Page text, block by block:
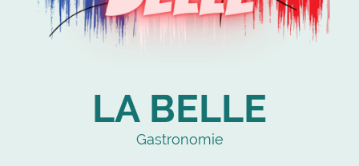
LA BELLE
Gastronomie